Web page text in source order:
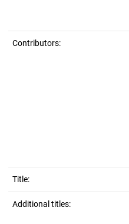
Contributors:
Title:
Additional titles: